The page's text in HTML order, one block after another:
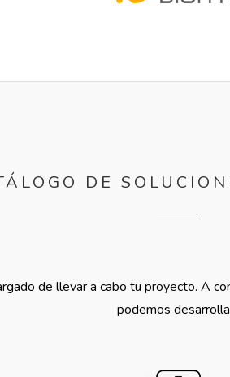
DE
de llevar a cabo tu proyecto. A
podemos